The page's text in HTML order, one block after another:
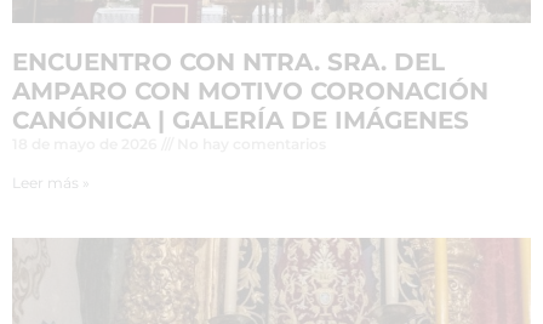
ENCUENTRO CON NTRA. SRA. DEL
AMPARO CON MOTIVO CORONACIÓN
CANÓNICA | GALERÍA DE IMÁGENES
Leer más »